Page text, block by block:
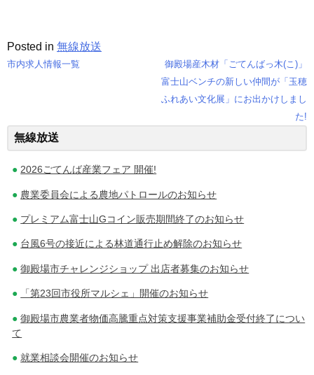
Posted in 無線放送
ナ
シ
ョ
ン
市内求人情報一覧
御殿場産木材「ごてんばっ木(こ)」
富士山ベンチの新しい仲間が「玉穂
ふれあい文化展」にお出かけしまし
た!
無線放送
2026ごてんば産業フェア 開催!
農業委員会による農地パトロールのお知らせ
プレミアム富士山Gコイン販売期間終了のお知らせ
台風6号の接近による林道通行止め解除のお知らせ
御殿場市チャレンジショップ 出店者募集のお知らせ
「第23回市役所マルシェ」開催のお知らせ
御殿場市農業者物価高騰重点対策支援事業補助金受付終了につい
て
就業相談会開催のお知らせ